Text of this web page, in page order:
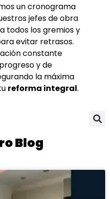
un cronograma
jefes de obra
todos los gremios y
evitar retrasos.
constante
y de
la máxima
reforma integral.
Blog